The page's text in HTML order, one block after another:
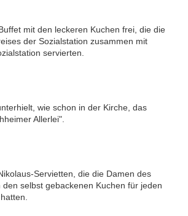
mit den leckeren Kuchen frei, die die
der Sozialstation zusammen mit
servierten.
wie schon in der Kirche, das
Allerlei".
Servietten, die die Damen des
selbst gebackenen Kuchen für jeden